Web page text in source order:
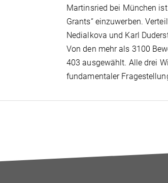
Martinsried bei München
Grants“ einzuwerben.
Nedialkova und Karl
Von den mehr als 3100
403 ausgewählt. Alle drei
fundamentaler